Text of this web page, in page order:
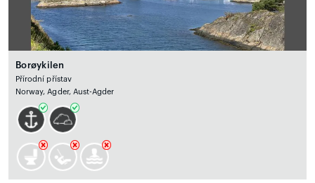
Borøykilen
Přírodní přístav
Norway, Agder, Aust-Agder